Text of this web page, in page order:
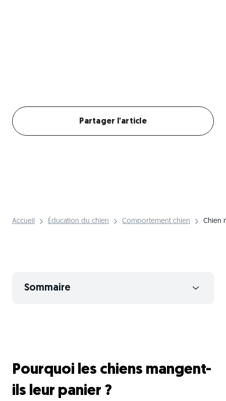
Partager l'article
Accueil Éducation du chien Comportement chien Chien
Sommaire
L'avis du vétérinaire
Questions fréquentes
Pourquoi les chiens mangent-
ils leur panier ?